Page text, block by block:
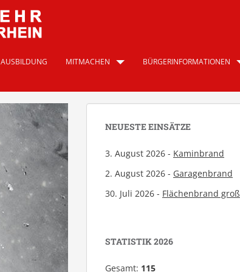
AUSBILDUNG MITMACHEN BÜRGERINFORMATIONEN
NEUESTE EINSÄTZE
3. August 2026 - Kaminbrand
2. August 2026 - Garagenbrand
30. Juli 2026 - Flächenbrand groß
STATISTIK 2026
Gesamt: 115